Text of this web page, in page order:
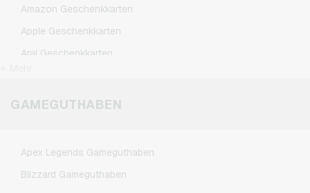
Amazon Geschenkkarten
Apple Geschenkkarten
Aral Geschenkkarten
CircleK Geschenkkarten
GAMEGUTHABEN
Apex Legends Gameguthaben
Blizzard Gameguthaben